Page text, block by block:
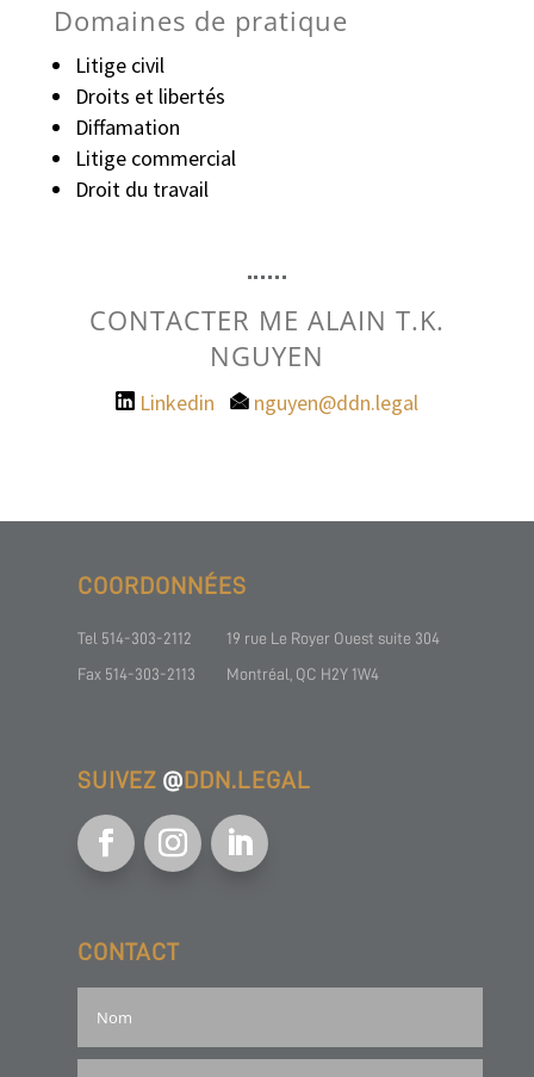
Domaines de pratique
Litige civil
Droits et libertés
Diffamation
Litige commercial
Droit du travail
CONTACTER ME ALAIN T.K.
NGUYEN
Linkedin nguyen@ddn.legal
COORDONNÉES
Tel 514-303-2112
Fax 514-303-2113
19 rue Le Royer Ouest suite 304
Montréal, QC H2Y 1W4
SUIVEZ @DDN.LEGAL
CONTACT